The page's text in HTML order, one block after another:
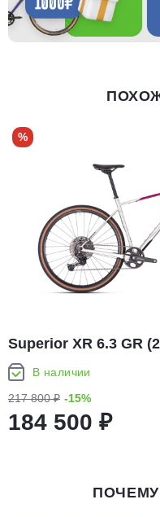
%
Superior XR 6.3 GR
В наличии
217 800 ₽ -15%
184 500 ₽